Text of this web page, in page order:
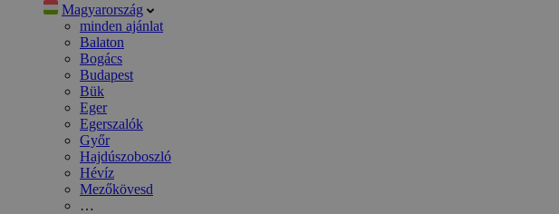
Magyarország
minden ajánlat
Balaton
Bogács
Budapest
Bük
Eger
Egerszalók
Győr
Hajdúszoboszló
Hévíz
Mezőkövesd
…